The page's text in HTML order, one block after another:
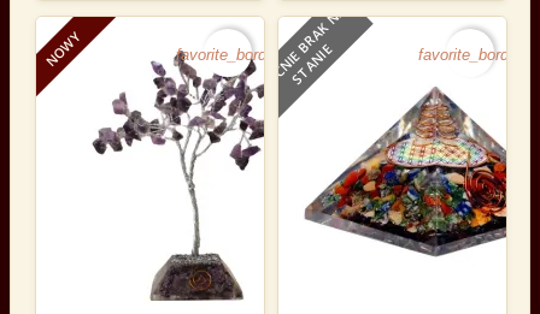
NOWY favorite_borderO
B
E
C
N
I
E
B
R
A
K
N
A
S
T
A
N
I
E favorite_border